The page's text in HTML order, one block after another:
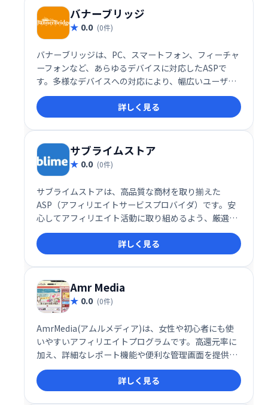
バナーブリッジ
0.0 (0件)
バナーブリッジは、PC、スマートフォン、フィーチャ
ーフォンなど、あらゆるデバイスに対応したASPで
す。多様なデバイスへの対応により、幅広いユーザー
への広告配信を可能にするサービスです。
詳しく見る
サブライムストア
0.0 (0件)
サブライムストアは、高品質な商材を取り揃えた
ASP（アフィリエイトサービスプロバイダ）です。安
心してアフィリエイト活動に取り組めるよう、厳選さ
れた商品を提供しています。初心者からベテランま
で、幅広いアフィリエイターの方々に最適なサービス
です。充実したサポート体制も魅力の一つです。
詳しく見る
Amr Media
0.0 (0件)
AmrMedia(アムルメディア)は、女性や初心者にも使
いやすいアフィリエイトプログラムです。高還元率に
加え、詳細なレポート機能や便利な管理画面を提供す
ることで、効率的な運用をサポートします。安心して
始められる、魅力的なアフィリエイトサービスです。
詳しく見る